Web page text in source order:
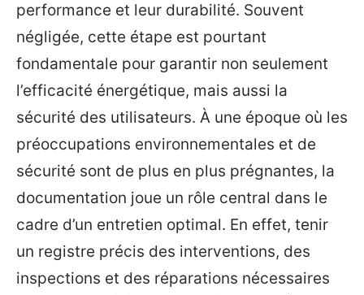
performance et leur durabilité. Souvent
négligée, cette étape est pourtant
fondamentale pour garantir non seulement
l’efficacité énergétique, mais aussi la
sécurité des utilisateurs. À une époque où les
préoccupations environnementales et de
sécurité sont de plus en plus prégnantes, la
documentation joue un rôle central dans le
cadre d’un entretien optimal. En effet, tenir
un registre précis des interventions, des
inspections et des réparations nécessaires